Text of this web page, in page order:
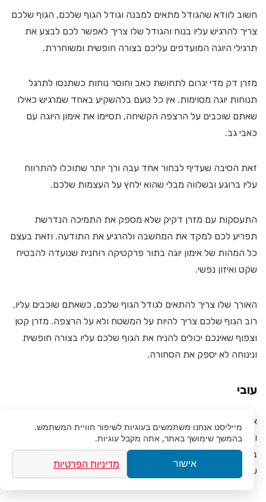
חשוב לוודא שהגודל מתאים למבנה וגודל הגוף שלכם, הגוף שלכם
צריך להרגיש עליו בנוח והגודל שלו צריך לאפשר לכם לבצע את
תרגילי היוגה המועדפים עליכם בצורה חופשית ומשוחררת.
מזרן דק מדי יגרום לתחושת כאב וחוסר נוחות כשתנסו לתרגל
תנוחות יוגה מסוימות. אין כל טעם בלהשקיע באחד שמרגיש כאילו
שאתם שוכבים על הרצפה הקשיחה, תסיימו את אימון היוגה עם
כאבי גב.
זאת הסיבה שעדיף לבחור אחד עבה ורך יותר שתוכלו להתרווח
עליו ברוגע ובשלווה מבלי שהוא ילחץ על העצמות שלכם.
התעסקות עם מזרן דקיק שלא מספק את התמיכה הנדרשת
תפריע לכם למקד את המחשבה ולהרגיע את התודעה. וזאת בעצם
כל המהות של אימון יוגה בתור פרקטיקה רוחנית שנועדה להבטיח
שקט ואיזון נפשי.
האורך שלו צריך להתאים לגודל הגוף שלכם, כשאתם שוכבים עליו,
רוב הגוף שלכם צריך להיות על המשטח ולא על הרצפה. מזרן קטן
וצפוף שאינכם יכולים להניח את הגוף שלכם עליו בצורה חופשית
ונינוחה לא יספק את הסחורה.
עובי
אתם צריכים למצוא את העובי המתאים ביותר להעדפות, לצרכים
ולמטרות השימוש שלכם, העובי של מזרני היוגה השונים שתמצאו
בשוק נע בין 2 ל-8 מ"מ. הסוג דק עלול להגביר את הלחץ על הגוף
שלכם ולגרום לכאבים ונוקשות במפרקים.
מייליסט אנחנו משתמשים בעוגיות לשיפור חוויית המשתמש.
בהמשך שימושך באתר, אתה מקבל עוגיות.
אישור מדיניות הפרטיות